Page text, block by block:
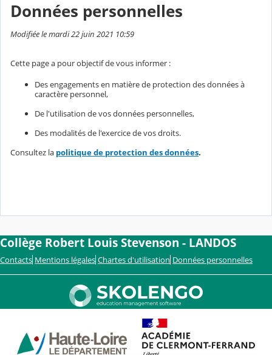
Données personnelles
Modifiée le mardi 22 juin 2021 10:59
Cette page a pour objectif de vous informer :
Des engagements en matière de protection des données à
caractère personnel,
De l'utilisation de vos données personnelles,
Des modalités de l'exercice de vos droits.
Consultez la politique de protection des données.
Collège Robert Louis Stevenson - LANDOS
Contacts Mentions légales Chartes d'utilisation Données personnelles